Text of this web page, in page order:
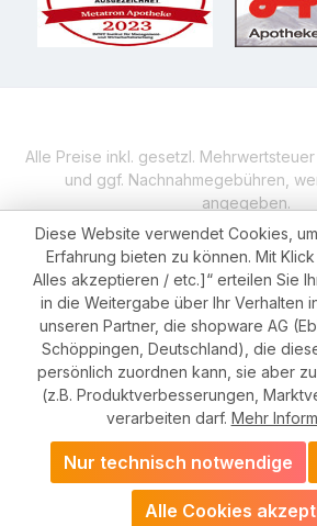
Alle Preise inkl. gesetzl.
und ggf. Nachnahmegebühren,
angegeben.
© 2026 Metatron Apotheke - Alle
made by
chiliSCHARF
Diese Website verwendet Cookies,
Erfahrung bieten zu können. Mit
Alles akzeptieren / etc.]“ erteilen Sie
in die Weitergabe über Ihr Verhalten
unseren Partner, die shopware AG
Schöppingen, Deutschland), die
persönlich zuordnen kann, sie aber
(z.B. Produktverbesserungen,
verarbeiten darf. Mehr
Nur technisch notwendige
Alle Cookies